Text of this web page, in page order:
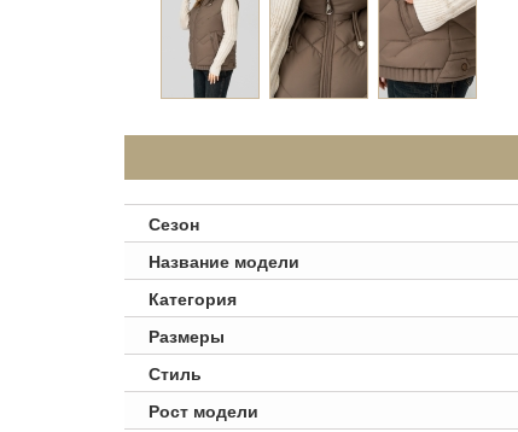
Сезон
Название модели
Категория
Размеры
Стиль
Рост модели